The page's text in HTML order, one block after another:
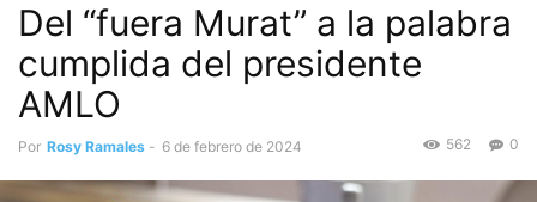
Del “fuera Murat” a la palabra
cumplida del presidente
AMLO
Por Rosy Ramales - 6 de febrero de 2024 0
562